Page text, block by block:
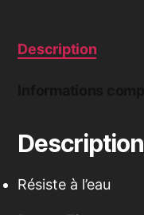
Description
Description
Résiste à l’eau